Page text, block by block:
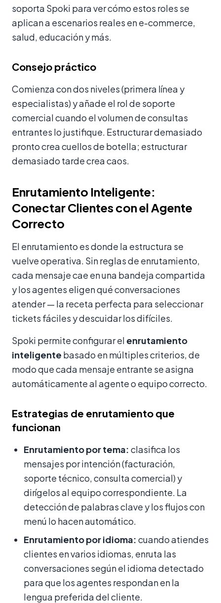
soporta Spoki para ver cómo estos roles se
aplican a escenarios reales en e-commerce,
salud, educación y más.
Consejo práctico
Comienza con dos niveles (primera línea y
especialistas) y añade el rol de soporte
comercial cuando el volumen de consultas
entrantes lo justifique. Estructurar demasiado
pronto crea cuellos de botella; estructurar
demasiado tarde crea caos.
Enrutamiento Inteligente:
Conectar Clientes con el Agente
Correcto
El enrutamiento es donde la estructura se
vuelve operativa. Sin reglas de enrutamiento,
cada mensaje cae en una bandeja compartida
y los agentes eligen qué conversaciones
atender — la receta perfecta para seleccionar
tickets fáciles y descuidar los difíciles.
Spoki permite configurar el enrutamiento
inteligente basado en múltiples criterios, de
modo que cada mensaje entrante se asigna
automáticamente al agente o equipo correcto.
Estrategias de enrutamiento que
funcionan
Enrutamiento por tema: clasifica los
mensajes por intención (facturación,
soporte técnico, consulta comercial) y
dirígelos al equipo correspondiente. La
detección de palabras clave y los flujos con
menú lo hacen automático.
Enrutamiento por idioma: cuando atiendes
clientes en varios idiomas, enruta las
conversaciones según el idioma detectado
para que los agentes respondan en la
lengua preferida del cliente.